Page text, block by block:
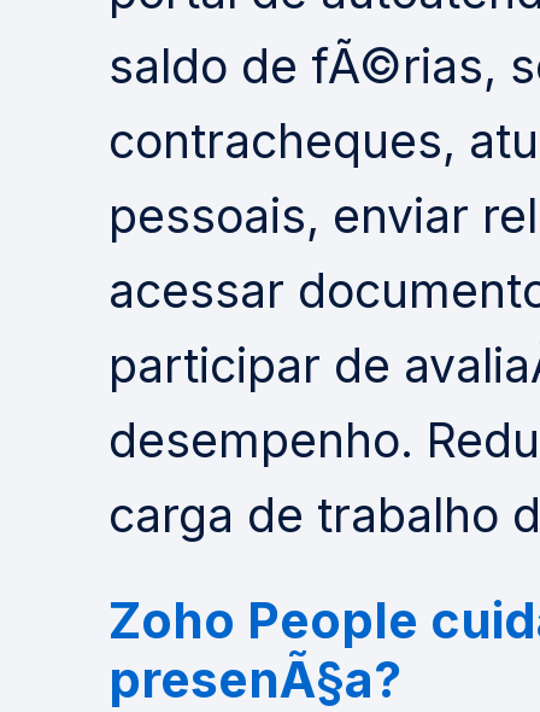
saldo de fÃ©rias,
contracheques,
pessoais, enviar
acessar
participar de
desempenho.
carga de trabalho
Zoho People
presenÃ§a?